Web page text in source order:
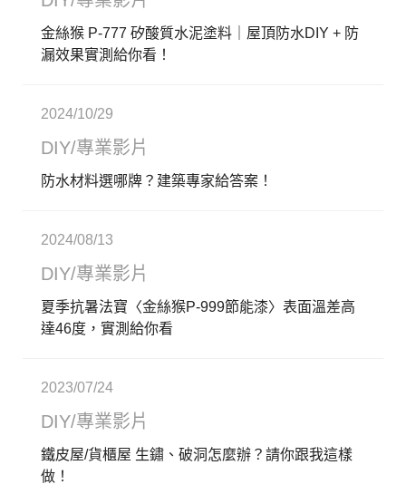
金絲猴 P-777 矽酸質水泥塗料｜屋頂防水DIY + 防
漏效果實測給你看！
2024/10/29
DIY/專業影片
防水材料選哪牌？建築專家給答案！
2024/08/13
DIY/專業影片
夏季抗暑法寶〈金絲猴P-999節能漆〉表面溫差高
達46度，實測給你看
2023/07/24
DIY/專業影片
鐵皮屋/貨櫃屋 生鏽、破洞怎麼辦？請你跟我這樣
做！